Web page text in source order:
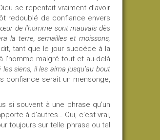
se repentait vraiment d’avoir
redoublé de confiance envers
de l’homme sont mauvais dès
la terre, semailles et moissons,
tant que le jour succède à la
l’homme malgré tout et au-delà
siens, il les aima jusqu’au bout
confiance serait un mensonge,
si souvent à une phrase qu’un
à d’autres… Oui, c’est vrai,
toujours sur telle phrase ou tel